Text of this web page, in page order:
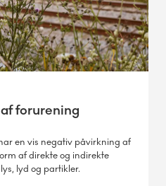
forurening
en vis negativ påvirkning af
af direkte og indirekte
lyd og partikler.